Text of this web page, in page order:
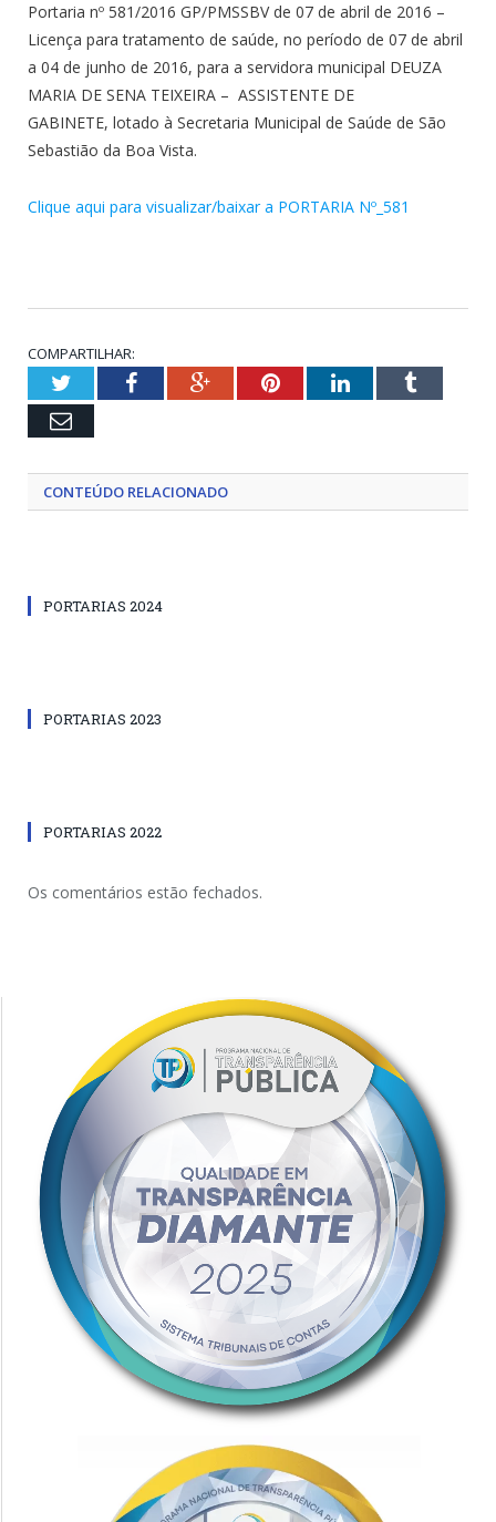
Portaria nº 581/2016 GP/PMSSBV de 07 de abril de 2016 –
Licença para tratamento de saúde, no período de 07 de abril
a 04 de junho de 2016, para a servidora municipal DEUZA
MARIA DE SENA TEIXEIRA – ASSISTENTE DE
GABINETE, lotado à Secretaria Municipal de Saúde de São
Sebastião da Boa Vista.
Clique aqui para visualizar/baixar a PORTARIA Nº_581
COMPARTILHAR:
TwitterFacebookGoogle+PinterestLinkedInTumblr
Email
CONTEÚDO RELACIONADO
PORTARIAS 2024
PORTARIAS 2023
PORTARIAS 2022
Os comentários estão fechados.